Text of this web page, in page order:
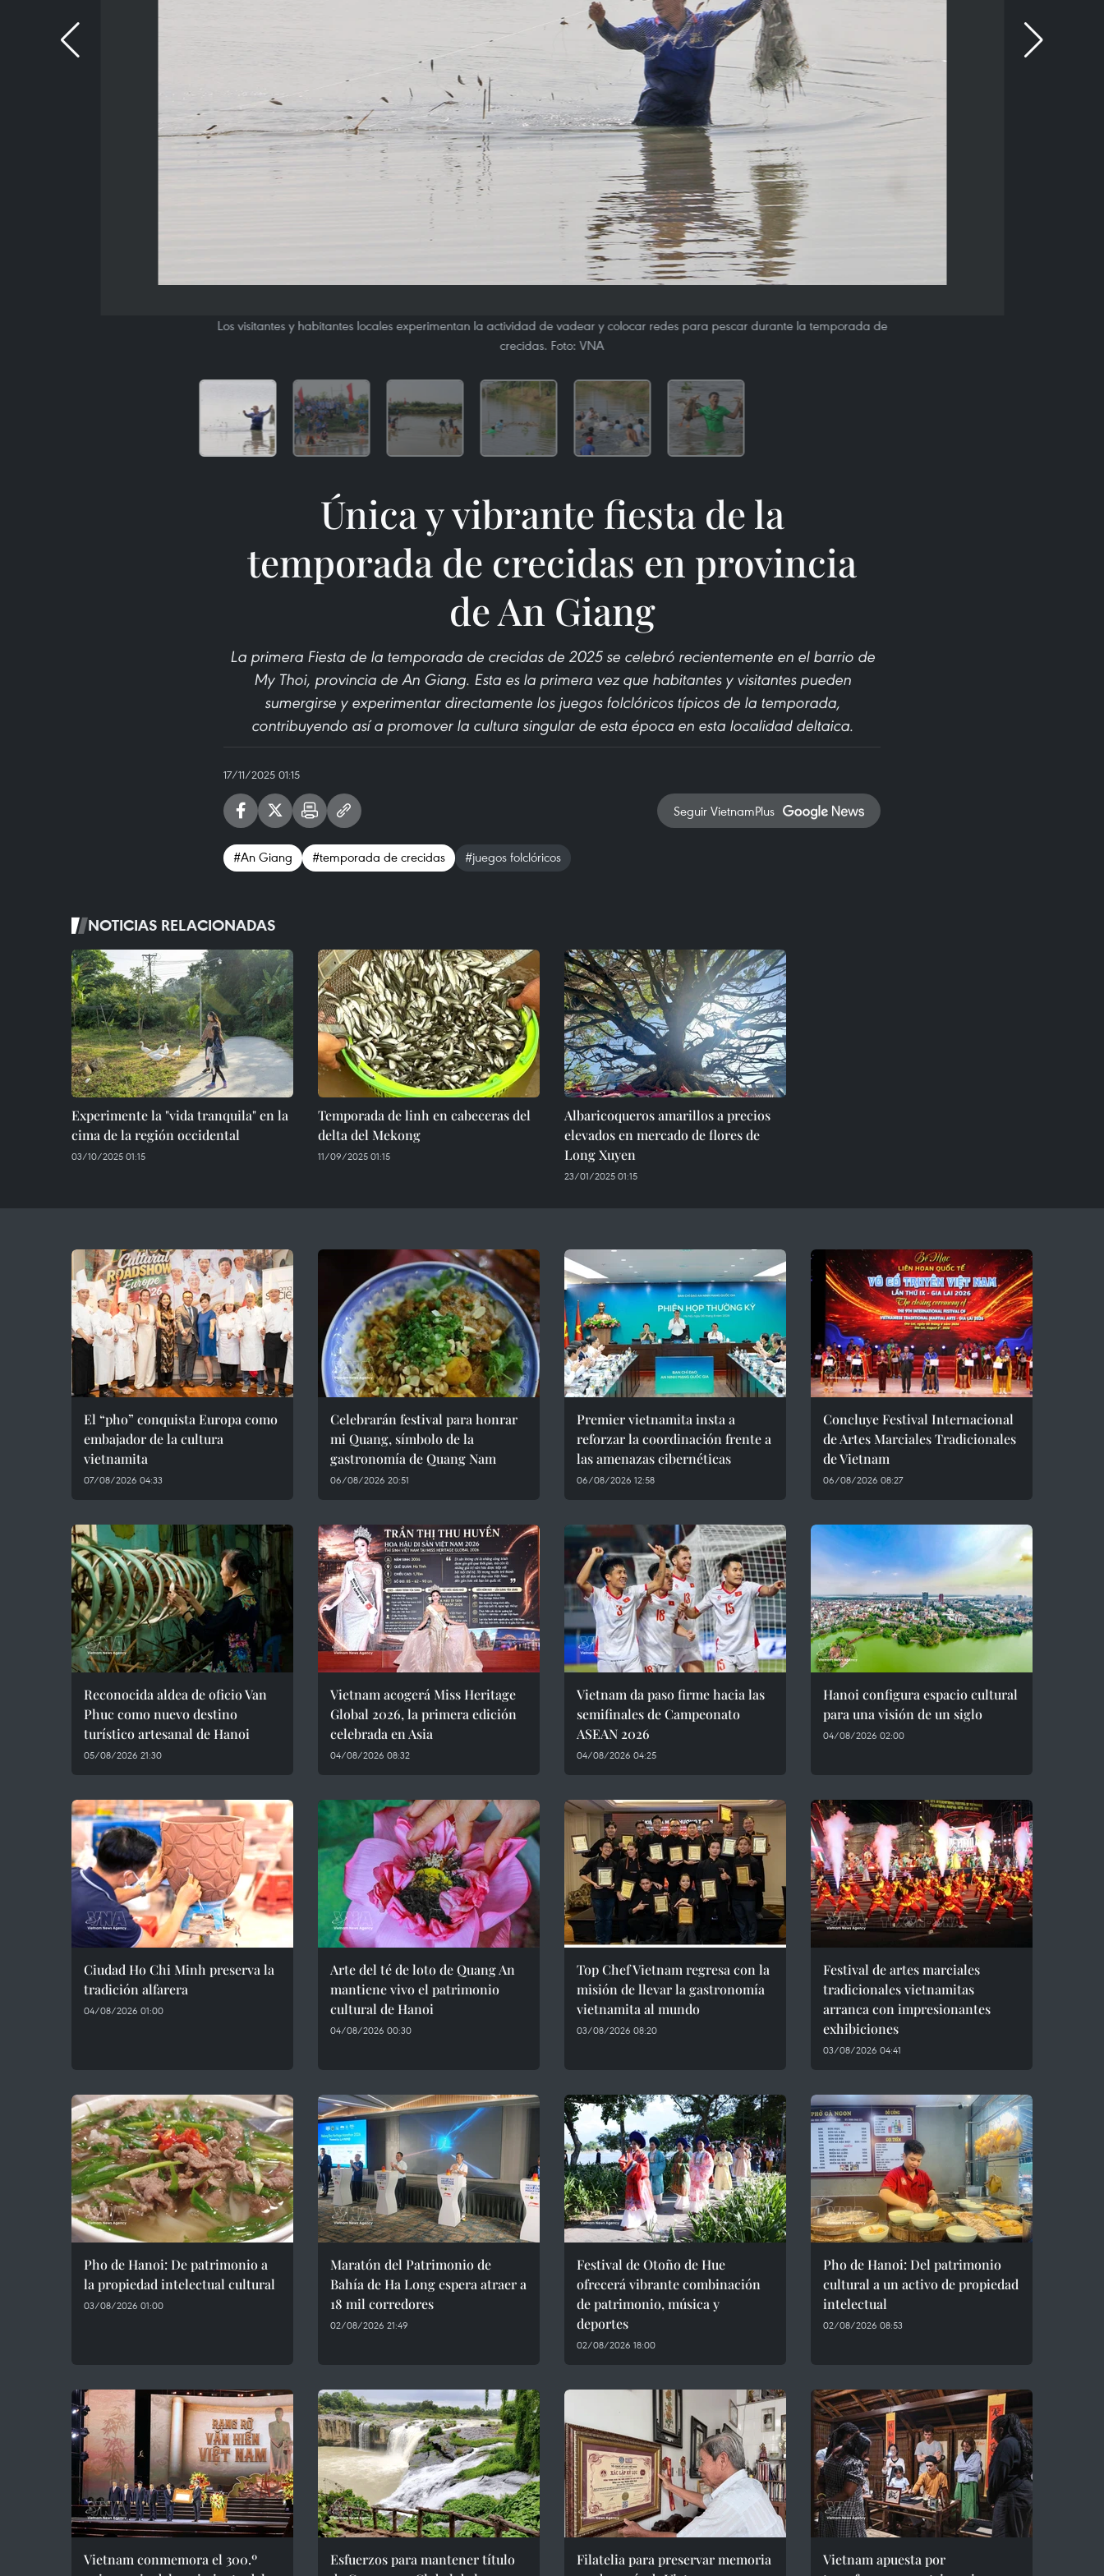
Los visitantes y habitantes locales experimentan la actividad de vadear y colocar redes para pescar durante la temporada de
crecidas. Foto: VNA
Única y vibrante fiesta de la
temporada de crecidas en provincia
de An Giang
La primera Fiesta de la temporada de crecidas de 2025 se celebró recientemente en el barrio de
My Thoi, provincia de An Giang. Esta es la primera vez que habitantes y visitantes pueden
sumergirse y experimentar directamente los juegos folclóricos típicos de la temporada,
contribuyendo así a promover la cultura singular de esta época en esta localidad deltaica.
17/11/2025 01:15
Seguir VietnamPlus
#An Giang #temporada de crecidas #juegos folclóricos
NOTICIAS RELACIONADAS
Experimente la "vida tranquila" en la
cima de la región occidental
03/10/2025 01:15
Temporada de linh en cabeceras del
delta del Mekong
11/09/2025 01:15
Albaricoqueros amarillos a precios
elevados en mercado de flores de
Long Xuyen
23/01/2025 01:15
El “pho” conquista Europa como
embajador de la cultura
vietnamita
07/08/2026 04:33
Celebrarán festival para honrar
mi Quang, símbolo de la
gastronomía de Quang Nam
06/08/2026 20:51
Premier vietnamita insta a
reforzar la coordinación frente a
las amenazas cibernéticas
06/08/2026 12:58
Concluye Festival Internacional
de Artes Marciales Tradicionales
de Vietnam
06/08/2026 08:27
Reconocida aldea de oficio Van
Phuc como nuevo destino
turístico artesanal de Hanoi
05/08/2026 21:30
Vietnam acogerá Miss Heritage
Global 2026, la primera edición
celebrada en Asia
04/08/2026 08:32
Vietnam da paso firme hacia las
semifinales de Campeonato
ASEAN 2026
04/08/2026 04:25
Hanoi configura espacio cultural
para una visión de un siglo
04/08/2026 02:00
Ciudad Ho Chi Minh preserva la
tradición alfarera
04/08/2026 01:00
Arte del té de loto de Quang An
mantiene vivo el patrimonio
cultural de Hanoi
04/08/2026 00:30
Top Chef Vietnam regresa con la
misión de llevar la gastronomía
vietnamita al mundo
03/08/2026 08:20
Festival de artes marciales
tradicionales vietnamitas
arranca con impresionantes
exhibiciones
03/08/2026 04:41
Pho de Hanoi: De patrimonio a
la propiedad intelectual cultural
03/08/2026 01:00
Maratón del Patrimonio de
Bahía de Ha Long espera atraer a
18 mil corredores
02/08/2026 21:49
Festival de Otoño de Hue
ofrecerá vibrante combinación
de patrimonio, música y
deportes
02/08/2026 18:00
Pho de Hanoi: Del patrimonio
cultural a un activo de propiedad
intelectual
02/08/2026 08:53
Vietnam conmemora el 300.º
Esfuerzos para mantener título
Filatelia para preservar memoria
Vietnam apuesta por